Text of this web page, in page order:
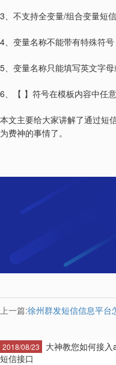
3、不支持全变量/组合变量短
4、变量名称不能带有特殊符号
5、变量名称只能填写英文字
6、【 】符号在模板内容中任
本文主要给大家讲解了通过短
为费神的事情了。
上一篇:徐州群发短信信息平台
2018/08/23
大神教您如何接入
短信接口